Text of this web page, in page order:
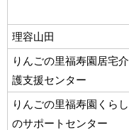
理容山田
りんごの里福寿園居宅介
護支援センター
りんごの里福寿園くらし
のサポートセンター